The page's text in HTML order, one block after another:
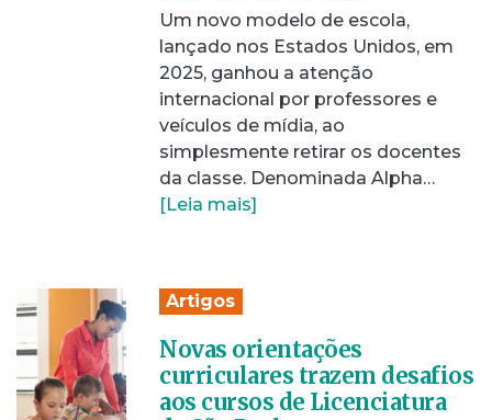
Um novo modelo de escola,
lançado nos Estados Unidos, em
2025, ganhou a atenção
internacional por professores e
veículos de mídia, ao
simplesmente retirar os docentes
da classe. Denominada Alpha…
[Leia mais]
Artigos
Novas orientações
curriculares trazem desafios
aos cursos de Licenciatura